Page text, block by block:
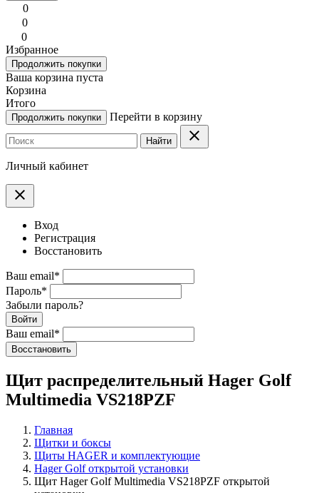
0
0
0
Избранное
Продолжить покупки
Ваша корзина пуста
Корзина
Итого
Продолжить покупки Перейти в корзину
Найти clear
Личный кабинет
clear
Вход
Регистрация
Восстановить
Ваш email*
Пароль*
Забыли пароль?
Войти
Ваш email*
Воcстановить
Щит распределительный Hager Golf
Multimedia VS218PZF
Главная
Щитки и боксы
Щиты HAGER и комплектующие
Hager Golf открытой установки
Щит Hager Golf Multimedia VS218PZF открытой